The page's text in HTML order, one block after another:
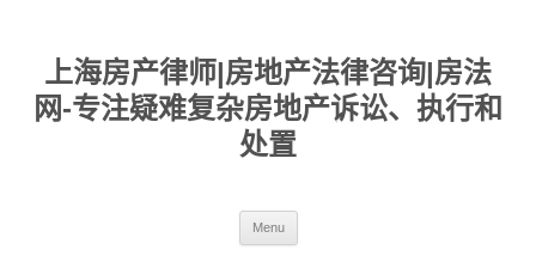
上海房产律师|房地产法律咨询|房法
网-专注疑难复杂房地产诉讼、执行和
处置
Menu